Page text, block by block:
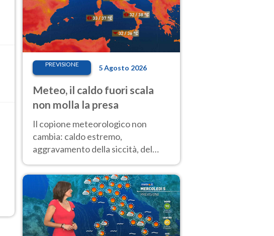
PREVISIONE 5 Agosto 2026
Meteo, il caldo fuori scala
non molla la presa
Il copione meteorologico non
cambia: caldo estremo,
aggravamento della siccità, del
calore. Nessun cambiamento fino
Ferragosto